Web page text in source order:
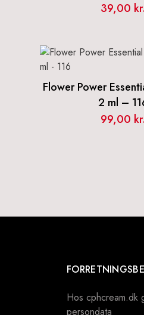
39,00 kr.
Flower Power
2 ml –
99,00 kr.
Hos cphcream.dk
persondata